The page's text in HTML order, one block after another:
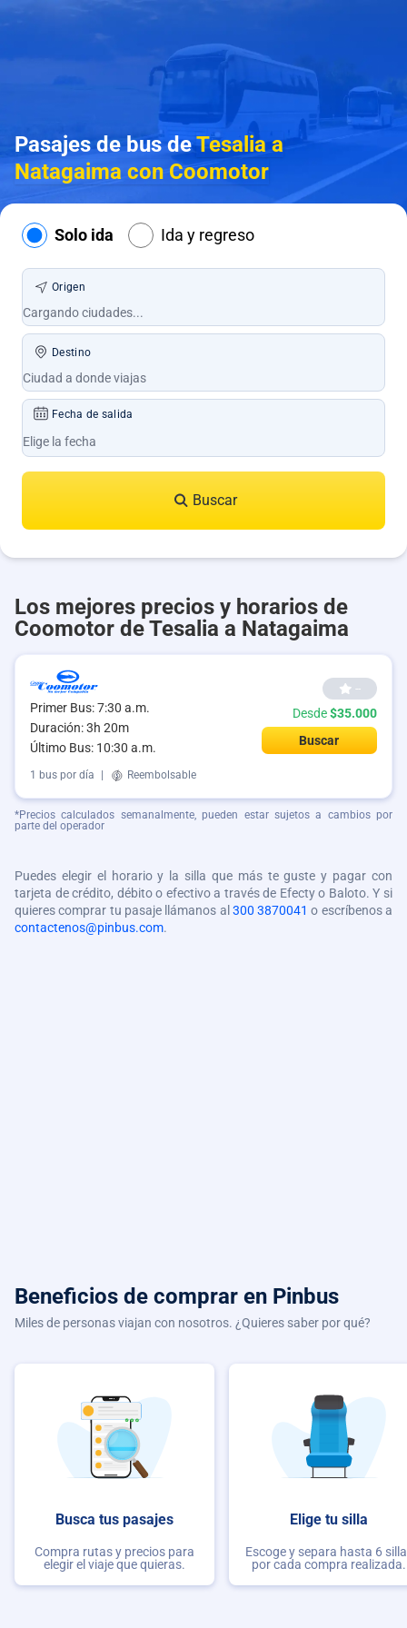
Pasajes de bus deTesalia a
Natagaima con Coomotor
Solo ida Ida y regreso
Origen
Destino
Fecha de salida
Buscar
Los mejores precios y horarios de
Coomotor de Tesalia a Natagaima
Primer Bus: 7:30 a.m.
Duración: 3h 20m
Último Bus: 10:30 a.m.
--
Desde$35.000
Buscar
1 bus por día Reembolsable
*Precios calculados semanalmente, pueden estar sujetos a cambios por
parte del operador
Puedes elegir el horario y la silla que más te guste y pagar con
tarjeta de crédito, débito o efectivo a través de Efecty o Baloto. Y si
quieres comprar tu pasaje llámanos al 300 3870041 o escríbenos a
contactenos@pinbus.com.
Beneficios de comprar en Pinbus
Miles de personas viajan con nosotros. ¿Quieres saber por qué?
Busca tus pasajes
Compra rutas y precios para
elegir el viaje que quieras.
Elige tu silla
Escoge y separa hasta 6
por cada compra realizada.